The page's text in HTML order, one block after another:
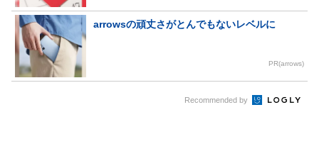
arrowsの頑丈さがとんでもないレベルに
PR(arrows)
Recommended by